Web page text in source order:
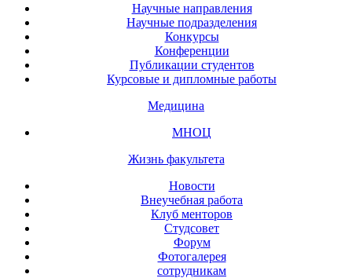
Научные направления
Научные подразделения
Конкурсы
Конференции
Публикации студентов
Курсовые и дипломные работы
Медицина
МНОЦ
Жизнь факультета
Новости
Внеучебная работа
Клуб менторов
Студсовет
Форум
Фотогалерея
сотрудникам